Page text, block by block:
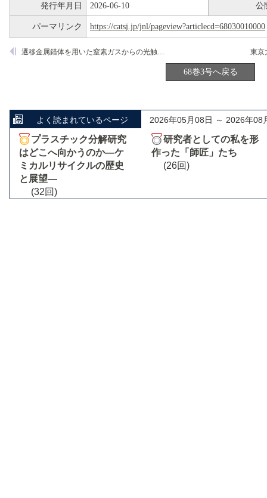
発行年月日 2026-06-10 公
パーマリンク https://catsj.jp/jnl/pageview?articlecd=68030010000
遷移金属錯体を用いた窒素ガスからの光触媒的アンモニア生成反応の開発
68巻3号へ戻る
よく読まれているページ 2026年05月08日 ～ 2026年08
プラスチック分解研究
はどこへ向かうのか―ケ
ミカルリサイクルの歴史
と展望―
(32回)
研究者としての私を形
作った「師匠」たち
(26回)